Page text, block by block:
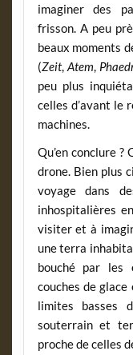
imaginer des
frisson. A peu
beaux moments
(Zeit, Atem,
peu plus
celles d’avant le
machines.
Qu’en conclure
drone. Bien plus
voyage dans
inhospitalières
visiter et à
uneterra
bouché par les
couches de
limites basses
souterrain et
proche de celles